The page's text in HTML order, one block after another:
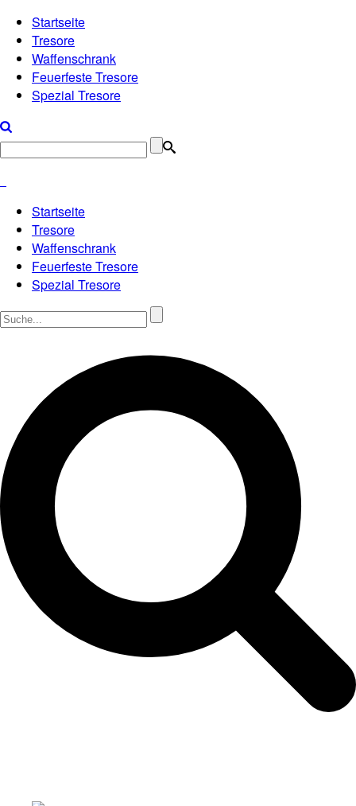
Startseite
Tresore
Waffenschrank
Feuerfeste Tresore
Spezial Tresore
Startseite
Tresore
Waffenschrank
Feuerfeste Tresore
Spezial Tresore